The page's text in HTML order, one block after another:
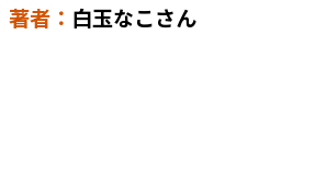
著者： 白玉なこさん